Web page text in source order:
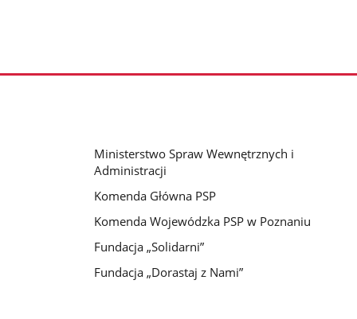
Ministerstwo Spraw Wewnętrznych i
Administracji
Komenda Główna PSP
Komenda Wojewódzka PSP w Poznaniu
Fundacja „Solidarni”
Fundacja „Dorastaj z Nami”